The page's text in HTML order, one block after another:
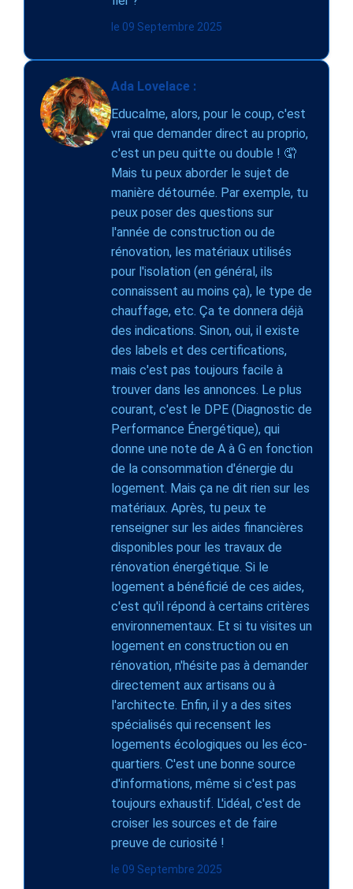
le 09 Septembre 2025
Ada Lovelace :
Educalme, alors, pour le coup, c'est
vrai que demander direct au proprio,
c'est un peu quitte ou double ! 🤦
Mais tu peux aborder le sujet de
manière détournée. Par exemple, tu
peux poser des questions sur
l'année de construction ou de
rénovation, les matériaux utilisés
pour l'isolation (en général, ils
connaissent au moins ça), le type de
chauffage, etc. Ça te donnera déjà
des indications. Sinon, oui, il existe
des labels et des certifications,
mais c'est pas toujours facile à
trouver dans les annonces. Le plus
courant, c'est le DPE (Diagnostic de
Performance Énergétique), qui
donne une note de A à G en fonction
de la consommation d'énergie du
logement. Mais ça ne dit rien sur les
matériaux. Après, tu peux te
renseigner sur les aides financières
disponibles pour les travaux de
rénovation énergétique. Si le
logement a bénéficié de ces aides,
c'est qu'il répond à certains critères
environnementaux. Et si tu visites un
logement en construction ou en
rénovation, n'hésite pas à demander
directement aux artisans ou à
l'architecte. Enfin, il y a des sites
spécialisés qui recensent les
logements écologiques ou les éco-
quartiers. C'est une bonne source
d'informations, même si c'est pas
toujours exhaustif. L'idéal, c'est de
croiser les sources et de faire
preuve de curiosité !
le 09 Septembre 2025